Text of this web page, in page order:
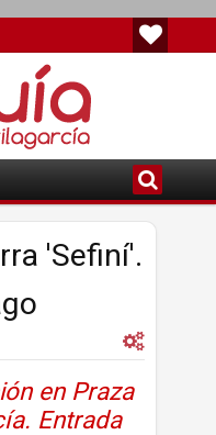
'Sefiní'.
en Praza
Entrada